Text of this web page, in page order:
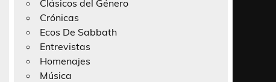
Clásicos del Género
Crónicas
Ecos De Sabbath
Entrevistas
Homenajes
Música